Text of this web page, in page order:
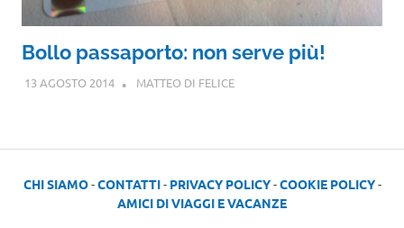
Bollo passaporto: non serve più!
13 AGOSTO 2014 MATTEO DI FELICE
CHI SIAMO-CONTATTI- PRIVACY POLICY-COOKIE POLICY-
AMICI DI VIAGGI E VACANZE